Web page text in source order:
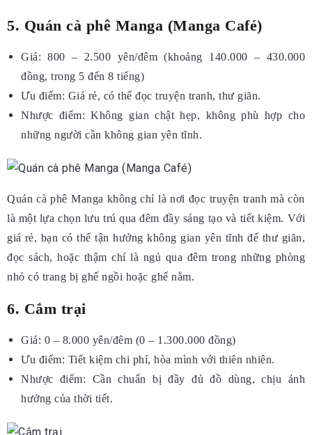
5. Quán cà phê Manga (Manga Café)
Giá: 800 – 2.500 yên/đêm (khoảng 140.000 – 430.000
đồng, trong 5 đến 8 tiếng)
Ưu điểm: Giá rẻ, có thể đọc truyện tranh, thư giãn.
Nhược điểm: Không gian chật hẹp, không phù hợp cho
những người cần không gian yên tĩnh.
Quán cà phê Manga không chỉ là nơi đọc truyện tranh mà còn
là một lựa chọn lưu trú qua đêm đầy sáng tạo và tiết kiệm. Với
giá rẻ, bạn có thể tận hưởng không gian yên tĩnh để thư giãn,
đọc sách, hoặc thậm chí là ngủ qua đêm trong những phòng
nhỏ có trang bị ghế ngồi hoặc ghế nằm.
6. Cắm trại
Giá: 0 – 8.000 yên/đêm (0 – 1.300.000 đồng)
Ưu điểm: Tiết kiệm chi phí, hòa mình với thiên nhiên.
Nhược điểm: Cần chuẩn bị đầy đủ đồ dùng, chịu ảnh
hưởng của thời tiết.